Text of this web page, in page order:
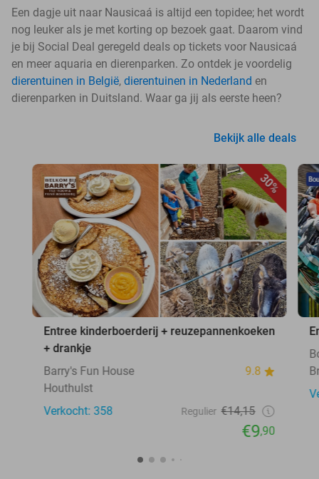
Een dagje uit naar Nausicaá is altijd een topidee; het wordt
nog leuker als je met korting op bezoek gaat. Daarom vind
je bij Social Deal geregeld deals op tickets voor Nausicaá
en meer aquaria en dierenparken. Zo ontdek je voordelig
dierentuinen in België, dierentuinen in Nederland en
dierenparken in Duitsland. Waar ga jij als eerste heen?
Bekijk alle deals
30%
Entree kinderboerderij + reuzepannenkoeken
+ drankje
Barry's Fun House
9.8
Houthulst
Verkocht: 358
Regulier €14,15
€9,90